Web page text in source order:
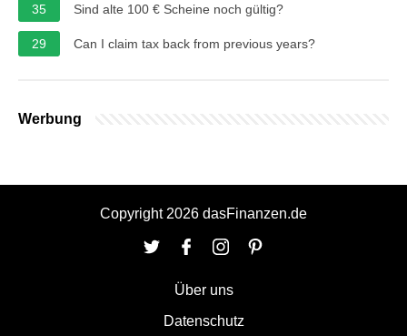
35
Sind alte 100 € Scheine noch gültig?
29 Can I claim tax back from previous years?
Werbung
Copyright 2026 dasFinanzen.de
Über uns
Datenschutz